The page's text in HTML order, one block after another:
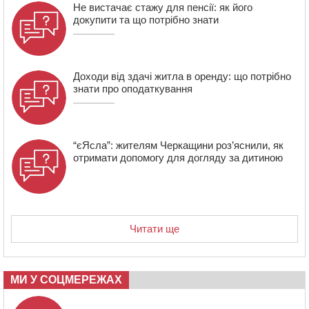
14:02
На Черкащині намолотили перший мільйон тонн
зерна нового врожаю
Не вистачає стажу для пенсії: як його
докупити та що потрібно знати
Доходи від здачі житла в оренду: що потрібно
знати про оподаткування
“єЯсла”: жителям Черкащини роз’яснили, як
отримати допомогу для догляду за дитиною
Читати ще
МИ У СОЦМЕРЕЖАХ